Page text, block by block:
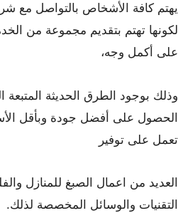
يهتم كافة الأشخاص بالتواصل مع
لكونها تهتم بتقديم مجموعة من
على أكمل وجه،
وذلك بوجود الطرق الحديثة المتبعة
الحصول على أفضل جودة وبأقل
تعمل على توفير
العديد من اعمال الصبغ للمنازل
التقنيات والوسائل المخصصة لذلك.